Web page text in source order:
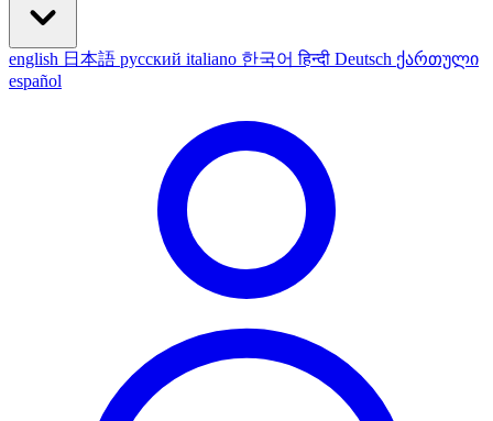
english 日本語 русский italiano 한국어हिन्दी Deutsch ქართული
español